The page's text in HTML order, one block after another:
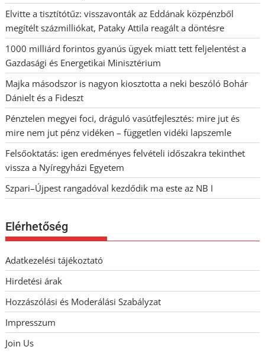
Elvitte a tisztítótűz: visszavonták az Eddának közpénzből
megítélt százmilliókat, Pataky Attila reagált a döntésre
1000 milliárd forintos gyanús ügyek miatt tett feljelentést a
Gazdasági és Energetikai Minisztérium
Majka másodszor is nagyon kiosztotta a neki beszóló Bohár
Dánielt és a Fideszt
Pénztelen megyei foci, dráguló vasútfejlesztés: mire jut és
mire nem jut pénz vidéken – független vidéki lapszemle
Felsőoktatás: igen eredményes felvételi időszakra tekinthet
vissza a Nyíregyházi Egyetem
Szpari–Újpest rangadóval kezdődik ma este az NB I
Elérhetőség
Adatkezelési tájékoztató
Hirdetési árak
Hozzászólási és Moderálási Szabályzat
Impresszum
Join Us